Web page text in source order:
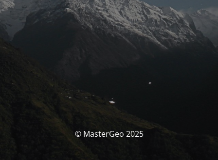
© MasterGeo 2025